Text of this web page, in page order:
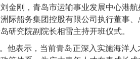
金刚，青岛市运输事业发展中心港
际船务集团控股有限公司执行董事
研究院副院长相雷主持开班仪式。
他表示，当前青岛正深入实施海洋